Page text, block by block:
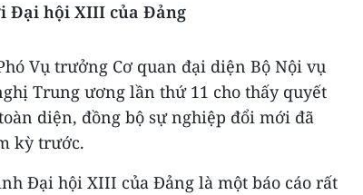
Đại hội XIII của Đảng
Vụ trưởng Cơ quan đại diện Bộ Nội vụ
Trung ương lần thứ 11 cho thấy quyết
diện, đồng bộ sự nghiệp đổi mới đã
kỳ trước.
Đại hội XIII của Đảng là một báo cáo rất